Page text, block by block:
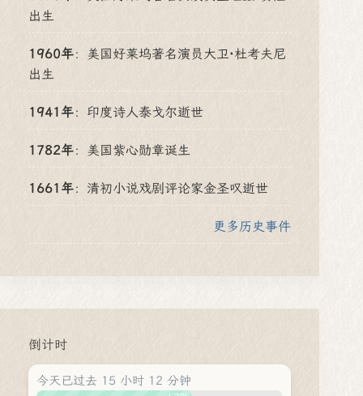
出生
1960年： 美国好莱坞著名演员大卫·杜考夫尼
出生
1941年： 印度诗人泰戈尔逝世
1782年： 美国紫心勋章诞生
1661年： 清初小说戏剧评论家金圣叹逝世
更多历史事件
倒计时
今天已过去 15 小时 12 分钟